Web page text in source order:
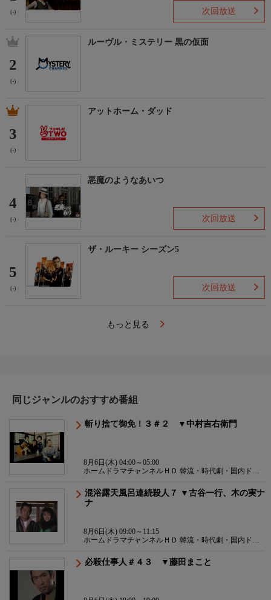
(-) 次回放送
2
(-)
ルーヴル・ミステリー 黒の仮面
3
(-)
アットホーム・ダッド
4
(-)
悪魔のようなあいつ
次回放送
5
(-)
ザ・ルーキー シーズン5
次回放送
もっと見る
同じジャンルのおすすめ番組
斬り捨て御免！３＃２ ▼中村吉右衛門
8月6日(木) 04:00～05:00
ホームドラマチャンネルＨＤ 韓流・時代劇・国内ドラ
混浴露天風呂連続殺人７ ▼古谷一行、木の実ナ
ナ
8月6日(木) 09:00～11:15
ホームドラマチャンネルＨＤ 韓流・時代劇・国内ドラ
必殺仕事人＃４３ ▼藤田まこと